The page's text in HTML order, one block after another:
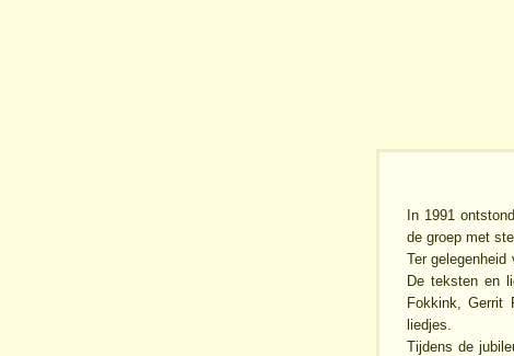
In 1991
de groep met
Ter gelegenheid
De teksten en
Fokkink, Gerrit
liedjes.
Tijdens de